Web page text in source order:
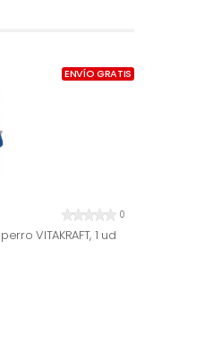
ENVÍO GRATIS
0
VITAKRAFT, 1 ud